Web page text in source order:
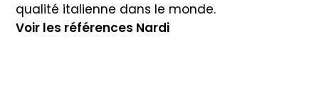
qualité italienne dans le monde.
Voir les références Nardi